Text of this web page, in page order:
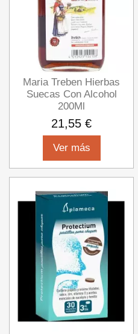
Maria Treben Hierbas
Suecas Con Alcohol
200Ml
21,55 €
Ver más